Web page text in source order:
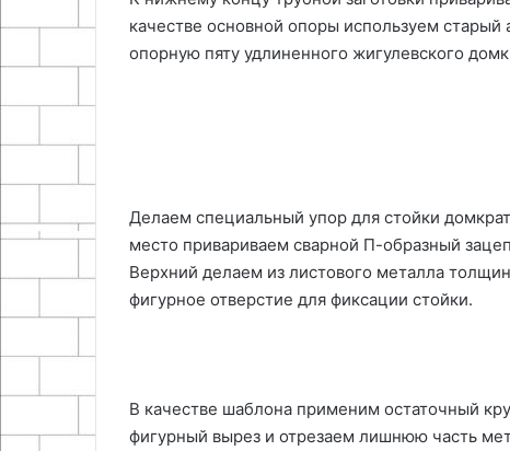
качестве основной опоры используем
опорную пяту удлиненного жигулевского
Делаем специальный упор для стойки
место привариваем сварной П-образный
Верхний делаем из листового металла
фигурное отверстие для фиксации стойки.
В качестве шаблона применим остаточный
фигурный вырез и отрезаем лишнюю часть